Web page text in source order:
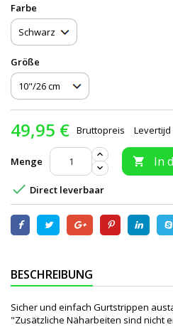
Farbe
Größe
49,95 € Bruttopreis Levertijd
Menge  In
 Direct leverbaar
BESCHREIBUNG
Sicher und einfach Gurtstrippen
"Zusätzliche Näharbeiten sind nicht